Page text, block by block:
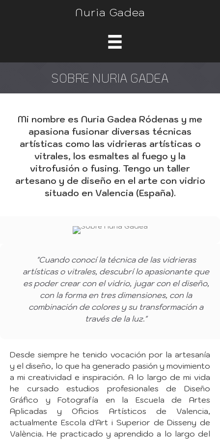
Nuria Gadea
SOBRE NURIA GADEA
Mi nombre es Nuria Gadea Ródenas y me
apasiona fusionar diversas técnicas
artísticas como las vidrieras artísticas o
vitrales, los esmaltes al fuego y la
vitrofusión o fusing. Tengo un taller
artesano y de diseño en el arte con vidrio
situado en Valencia (España).
"Cuando conocí la técnica de las vidrieras
artísticas o vitrales, descubrí lo apasionante que
es poder crear con el vidrio, jugar con el diseño,
con la forma en tres dimensiones, con la
combinación de colores y su transformación a
través de la luz."
Desde siempre he tenido vocación por la artesanía
y el diseño, lo que ha generado pasión y movimiento
a mi creatividad e inspiración. A lo largo de mi vida
he cursado estudios profesionales de Diseño
Gráfico y Fotografía en la Escuela de Artes
Aplicadas y Oficios Artísticos de Valencia,
actualmente Escola d'Art i Superior de Disseny de
València. He practicado y aprendido a lo largo del